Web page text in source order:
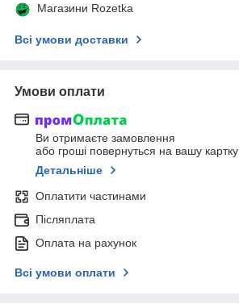
Магазини Rozetka
Всі умови доставки
Умови оплати
Ви отримаєте замовлення
або гроші повернуться на вашу картку
Детальніше
Оплатити частинами
Післяплата
Оплата на рахунок
Всі умови оплати